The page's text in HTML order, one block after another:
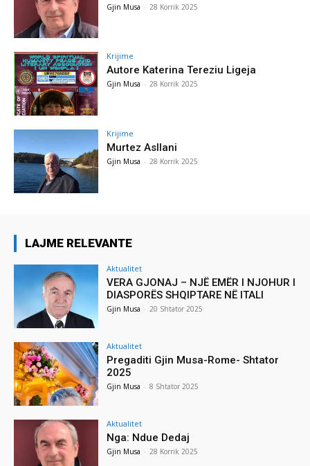
Gjin Musa - 28 Korrik 2025
Krijime
Autore Katerina Tereziu Ligeja
Gjin Musa - 28 Korrik 2025
Krijime
Murtez Asllani
Gjin Musa - 28 Korrik 2025
LAJME RELEVANTE
Aktualitet
VERA GJONAJ – NJË EMËR I NJOHUR I
DIASPORËS SHQIPTARE NË ITALI
Gjin Musa - 20 Shtator 2025
Aktualitet
Pregaditi Gjin Musa-Rome- Shtator
2025
Gjin Musa - 8 Shtator 2025
Aktualitet
Nga: Ndue Dedaj
Gjin Musa - 28 Korrik 2025